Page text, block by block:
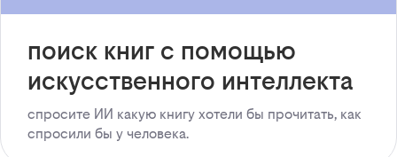
поиск книг с помощью
искусственного интеллекта
спросите ИИ какую книгу хотели бы прочитать, как
спросили бы у человека.